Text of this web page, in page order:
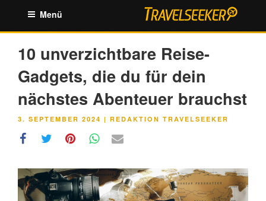
springen
Menü
10 unverzichtbare Reise-
Gadgets, die du für dein
nächstes Abenteuer brauchst
VERÖFFENTLICHT
3. SEPTEMBER 2024 | REDAKTION TRAVELSEEKER